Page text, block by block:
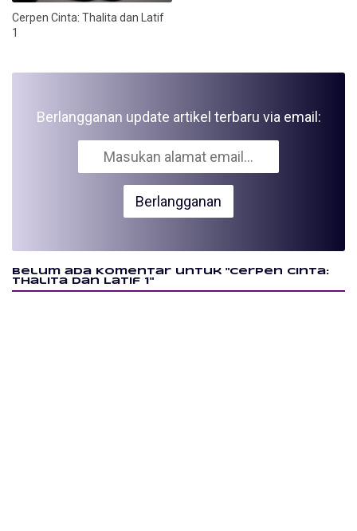
Cerpen Cinta: Thalita dan Latif
1
Berlangganan update artikel terbaru via email:
Belum ada Komentar untuk "Cerpen Cinta:
Thalita dan Latif 1"